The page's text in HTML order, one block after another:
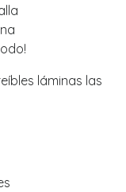
láminas las